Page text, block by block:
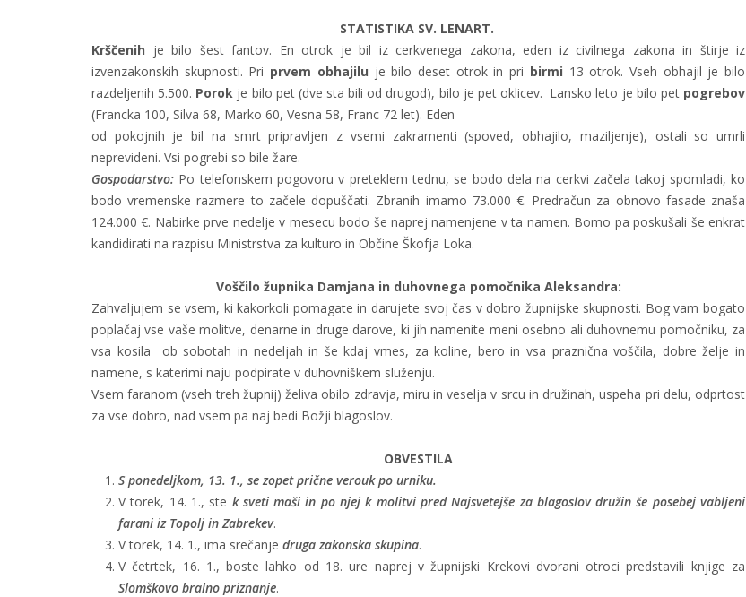
STATISTIKA SV. LENART.
Krščenih je bilo šest fantov. En otrok je bil iz cerkvenega zakona, eden iz civilnega zakona in štirje iz
izvenzakonskih skupnosti. Pri prvem obhajilu je bilo deset otrok in pri birmi 13 otrok. Vseh obhajil je bilo
razdeljenih 5.500. Porok je bilo pet (dve sta bili od drugod), bilo je pet oklicev. Lansko leto je bilo pet pogrebov
(Francka 100, Silva 68, Marko 60, Vesna 58, Franc 72 let). Eden
od pokojnih je bil na smrt pripravljen z vsemi zakramenti (spoved, obhajilo, maziljenje), ostali so umrli
neprevideni. Vsi pogrebi so bile žare.
Gospodarstvo: Po telefonskem pogovoru v preteklem tednu, se bodo dela na cerkvi začela takoj spomladi, ko
bodo vremenske razmere to začele dopuščati. Zbranih imamo 73.000 €. Predračun za obnovo fasade znaša
124.000 €. Nabirke prve nedelje v mesecu bodo še naprej namenjene v ta namen. Bomo pa poskušali še enkrat
kandidirati na razpisu Ministrstva za kulturo in Občine Škofja Loka.
Voščilo župnika Damjana in duhovnega pomočnika Aleksandra:
Zahvaljujem se vsem, ki kakorkoli pomagate in darujete svoj čas v dobro župnijske skupnosti. Bog vam bogato
poplačaj vse vaše molitve, denarne in druge darove, ki jih namenite meni osebno ali duhovnemu pomočniku, za
vsa kosila ob sobotah in nedeljah in še kdaj vmes, za koline, bero in vsa praznična voščila, dobre želje in
namene, s katerimi naju podpirate v duhovniškem služenju.
Vsem faranom (vseh treh župnij) želiva obilo zdravja, miru in veselja v srcu in družinah, uspeha pri delu, odprtost
za vse dobro, nad vsem pa naj bedi Božji blagoslov.
OBVESTILA
S ponedeljkom, 13. 1., se zopet prične verouk po urniku.
V torek, 14. 1., ste k sveti maši in po njej k molitvi pred Najsvetejše za blagoslov družin še posebej vabljeni
farani iz Topolj in Zabrekev.
V torek, 14. 1., ima srečanje druga zakonska skupina.
V četrtek, 16. 1., boste lahko od 18. ure naprej v župnijski Krekovi dvorani otroci predstavili knjige za
Slomškovo bralno priznanje.